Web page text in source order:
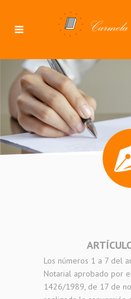
Los números 1 a 7 del
Notarial aprobado por
1426/1989, de 17 de